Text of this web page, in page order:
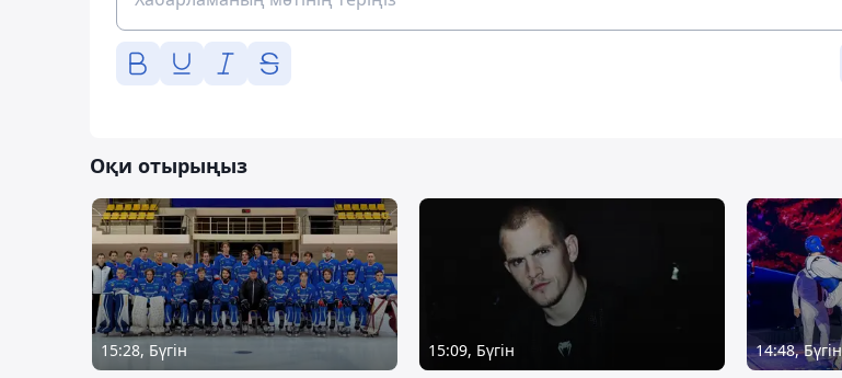
Оқи отырыңыз
15:28, Бүгін 15:09, Бүгін 14:48, Бүгін